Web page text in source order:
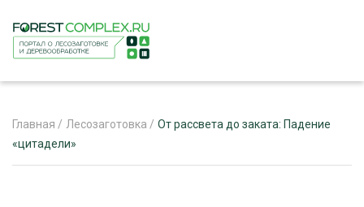
Главная / Лесозаготовка / От рассвета до заката: Падение
«цитадели»